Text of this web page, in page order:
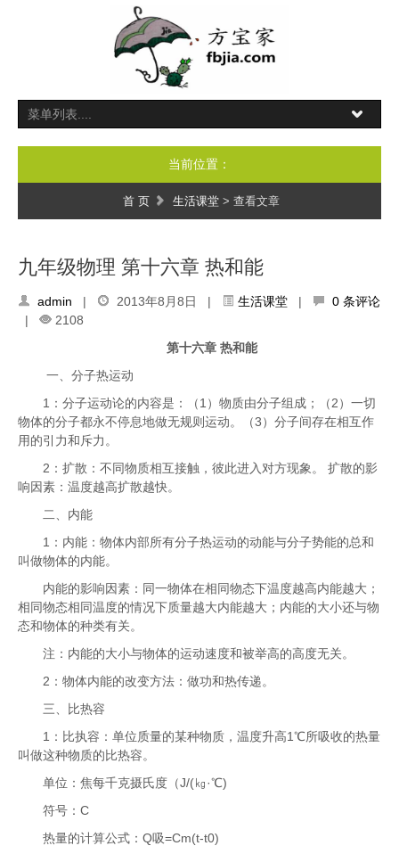
当前位置：
首 页 生活课堂> 查看文章
九年级物理 第十六章 热和能
admin | 2013年8月8日 | 生活课堂 |
0 条评论
|
2108
第十六章 热和能
一、分子热运动
1：分子运动论的内容是：（1）物质由分子组成；（2）一切
物体的分子都永不停息地做无规则运动。（3）分子间存在相互作
用的引力和斥力。
2：扩散：不同物质相互接触，彼此进入对方现象。 扩散的影
响因素：温度越高扩散越快。
二、内能
1：内能：物体内部所有分子热运动的动能与分子势能的总和
叫做物体的内能。
内能的影响因素：同一物体在相同物态下温度越高内能越大；
相同物态相同温度的情况下质量越大内能越大；内能的大小还与物
态和物体的种类有关。
注：内能的大小与物体的运动速度和被举高的高度无关。
2：物体内能的改变方法：做功和热传递。
三、比热容
1：比执容：单位质量的某种物质，温度升高1℃所吸收的热量
叫做这种物质的比热容。
单位：焦每千克摄氏度（J/(㎏·℃)
符号：C
热量的计算公式：Q吸=Cm(t-t0)